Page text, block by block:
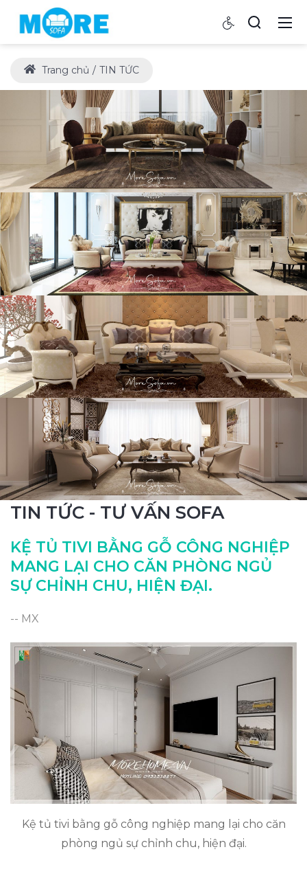
Trang chủ TIN TỨC
TIN TỨC - TƯ VẤN SOFA
KỆ TỦ TIVI BẰNG GỖ CÔNG NGHIỆP
MANG LẠI CHO CĂN PHÒNG NGỦ
SỰ CHỈNH CHU, HIỆN ĐẠI.
-- MX
Kệ tủ tivi bằng gỗ công nghiệp mang lại cho căn
phòng ngủ sự chỉnh chu, hiện đại.